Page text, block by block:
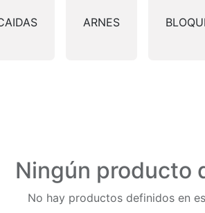
ARNES
Ningún producto
No hay productos definidos en